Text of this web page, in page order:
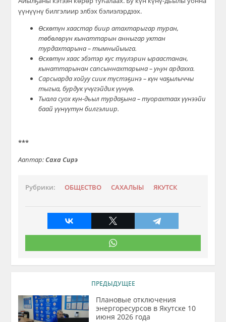
үүнүүнү билгэлиир элбэх бэлиэлэрдээх.
Өскөтүн хаастар биир атахтарыгар туран,
төбөлөрүн кынаттарын анныгар уктан
турдахтарына – тымныйыыга.
Өскөтүн хаас эбэтэр кус түүлэрин ыраастанан,
кынаттарынан сапсыннахтарына – уһун ардахха.
Сарсыарда хойуу сиик түстэҕинэ – күн чаҕылыччы
тыгыа, бурдук үчүгэйдик үүнүө.
Тыала суох күн-дьыл турдаҕына – туорахтаах үүнээйи
баай үүнүүтүн билгэлиир.
***
Ааптар: Саха Сирэ
Рубрики: ОБЩЕСТВО САХАЛЫЫ ЯКУТСК
ПРЕДЫДУЩЕЕ
Плановые отключения
энергоресурсов в Якутске 10
июня 2026 года